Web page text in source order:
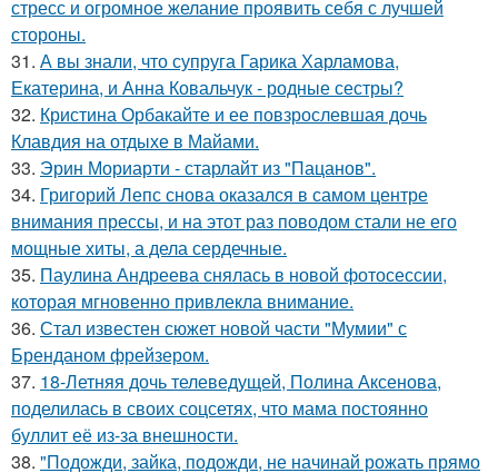
стресс и огромное желание проявить себя с лучшей
стороны.
31. А вы знали, что супруга Гарика Харламова,
Екатерина, и Анна Ковальчук - родные сестры?
32. Кристина Орбакайте и ее повзрослевшая дочь
Клавдия на отдыхе в Майами.
33. Эрин Мориарти - старлайт из "Пацанов".
34. Григорий Лепс снова оказался в самом центре
внимания прессы, и на этот раз поводом стали не его
мощные хиты, а дела сердечные.
35. Паулина Андреева снялась в новой фотосессии,
которая мгновенно привлекла внимание.
36. Стал известен сюжет новой части "Мумии" с
Бренданом фрейзером.
37. 18-Летняя дочь телеведущей, Полина Аксенова,
поделилась в своих соцсетях, что мама постоянно
буллит её из-за внешности.
38. "Подожди, зайка, подожди, не начинай рожать прямо